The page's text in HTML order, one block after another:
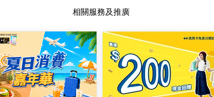
相關服務及推廣